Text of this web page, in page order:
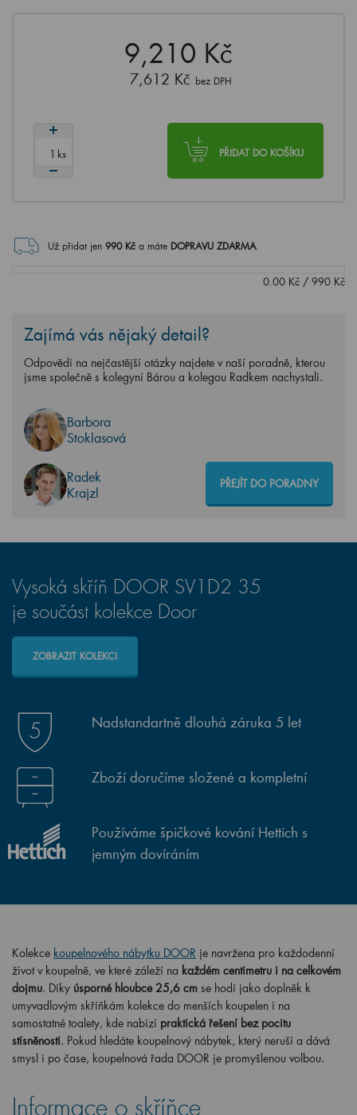
9,210 Kč
7,612 Kč bez DPH
PŘIDAT DO KOŠÍKU
ks
Už přidat jen 990Kč a máte DOPRAVU ZDARMA.
0.00 Kč / 990 Kč
Zajímá vás nějaký detail?
Odpovědi na nejčastější otázky najdete v naší poradně, kterou
jsme společně s kolegyní Bárou a kolegou Radkem nachystali.
Barbora
Stoklasová
Radek
Krajzl
PŘEJÍT DO PORADNY
Vysoká skříň DOOR SV1D2 35
je součást kolekce Door
ZOBRAZIT KOLEKCI
Nadstandartně dlouhá záruka 5 let
Zboží doručíme složené a kompletní
Používáme špičkové kování Hettich s
jemným dovíráním
Kolekce koupelnového nábytku DOOR je navržena pro každodenní
život v koupelně, ve které záleží na každém centimetru i na celkovém
dojmu. Díky úsporné hloubce 25,6 cm se hodí jako doplněk k
umyvadlovým skříňkám kolekce do menších koupelen i na
samostatné toalety, kde nabízí praktická řešení bez pocitu
stísněnosti. Pokud hledáte koupelnový nábytek, který neruší a dává
smysl i po čase, koupelnová řada DOOR je promyšlenou volbou.
Informace o skříňce